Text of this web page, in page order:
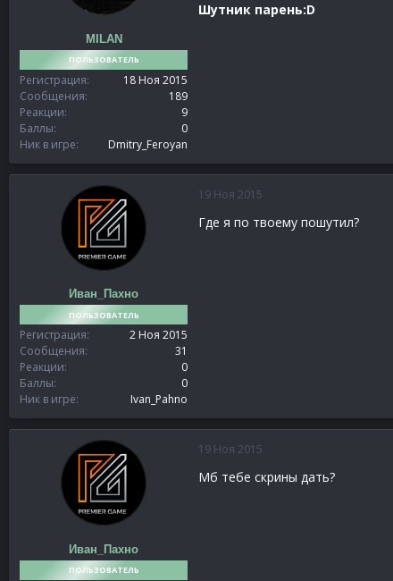
MILAN
ПОЛЬЗОВАТЕЛЬ
Регистрация
18 Ноя 2015
Сообщения
189
Реакции
9
Баллы
0
Ник в игре
Dmitry_Feroyan
Шутник парень:D
Иван_Пахно
ПОЛЬЗОВАТЕЛЬ
Регистрация
2 Ноя 2015
Сообщения
31
Реакции
0
Баллы
0
Ник в игре
Ivan_Pahno
19 Ноя 2015
Где я по твоему пошутил?
Иван_Пахно
ПОЛЬЗОВАТЕЛЬ
19 Ноя 2015
Мб тебе скрины дать?